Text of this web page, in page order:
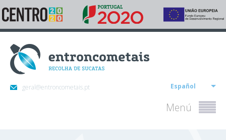
geral@entroncometais.pt Español
Menú